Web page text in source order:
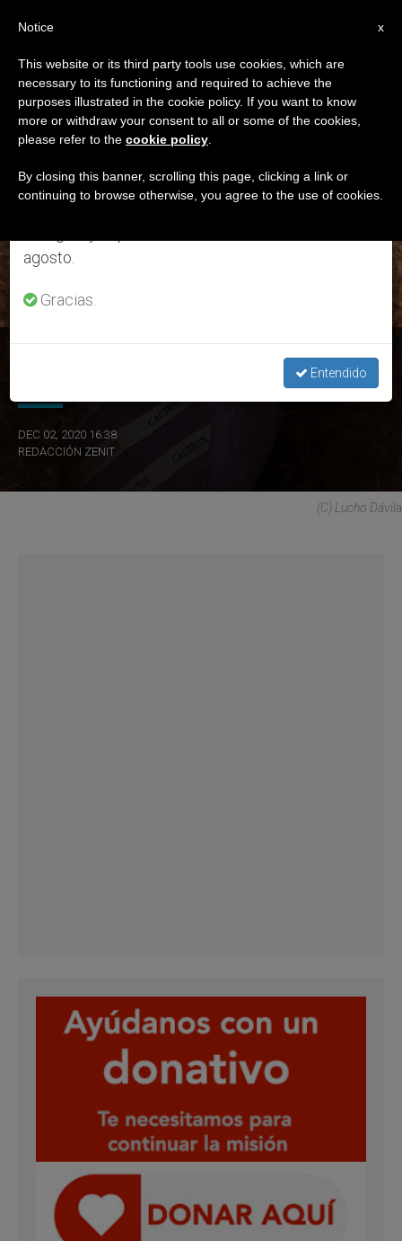
ETIQUETA
Posts Tagged ‘diseño
De Moda’
ÚLTIMAS NOTICIAS
DEC 02, 2020 16:38
REDACCIÓN ZENIT
(C) Lucho Dávila
×
Aviso importante
Del 27 de julio al 7 de agosto haremos la pausa
anual, aprovechando que en el periodo de verano
se generan menos informaciones y también el
agosto.
Gracias.
Entendido
x
Notice
This website or its third party tools use cookies, which are
necessary to its functioning and required to achieve the
purposes illustrated in the cookie policy. If you want to know
more or withdraw your consent to all or some of the cookies,
please refer to the cookie policy
By closing this banner, scrolling this page, clicking a link or
continuing to browse otherwise, you agree to the use of cookies.